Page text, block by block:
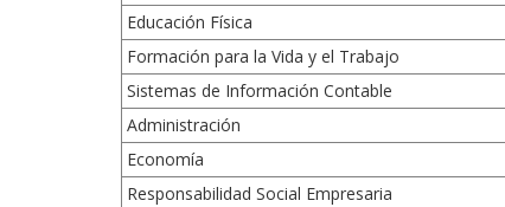
Educación Física
Formación para la Vida y el Trabajo
Sistemas de Información Contable
Administración
Economía
Responsabilidad Social Empresaria